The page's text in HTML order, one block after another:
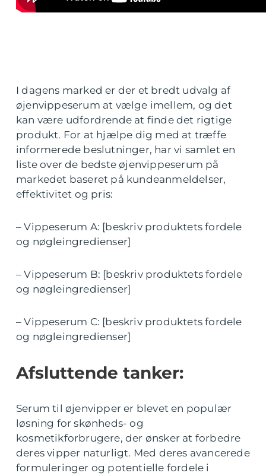
I dagens marked er der et bredt udvalg af
øjenvippeserum at vælge imellem, og det
kan være udfordrende at finde det rigtige
produkt. For at hjælpe dig med at træffe
informerede beslutninger, har vi samlet en
liste over de bedste øjenvippeserum på
markedet baseret på kundeanmeldelser,
effektivitet og pris:
– Vippeserum A: [beskriv produktets fordele
og nøgleingredienser]
– Vippeserum B: [beskriv produktets fordele
og nøgleingredienser]
– Vippeserum C: [beskriv produktets fordele
og nøgleingredienser]
Afsluttende tanker:
Serum til øjenvipper er blevet en populær
løsning for skønheds- og
kosmetikforbrugere, der ønsker at forbedre
deres vipper naturligt. Med deres avancerede
formuleringer og potentielle fordele i